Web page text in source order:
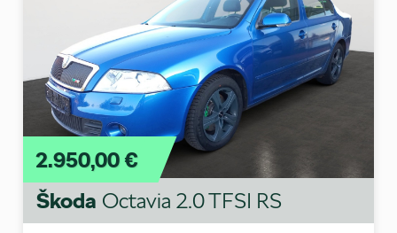
2.950,00 €
Škoda Octavia 2.0 TFSI RS